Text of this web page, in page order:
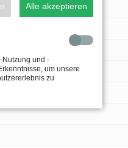
Alle akzeptieren
Nutzung und -
um unsere
zu